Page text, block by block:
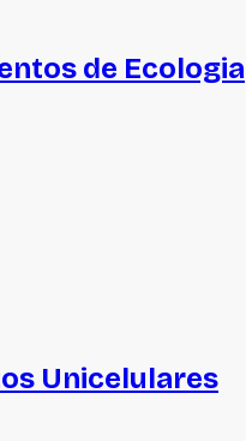
de Ecologia
Unicelulares